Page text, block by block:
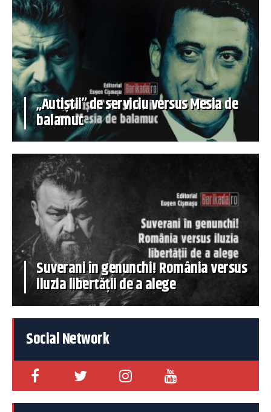
„Autiștii” de serviciu versus Mesia de
balamuc
Suverani în genunchi! România versus
iluzia libertății de a alege
Social Network